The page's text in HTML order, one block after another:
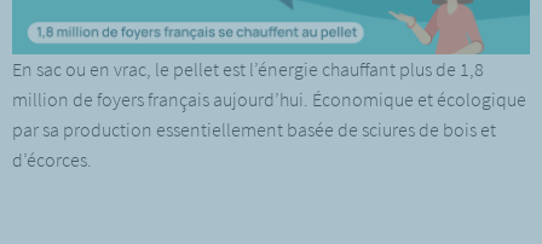
En sac ou en vrac, le pellet est l’énergie chauffant plus de 1,8
million de foyers français aujourd’hui. Économique et écologique
par sa production essentiellement basée de sciures de bois et
d’écorces.